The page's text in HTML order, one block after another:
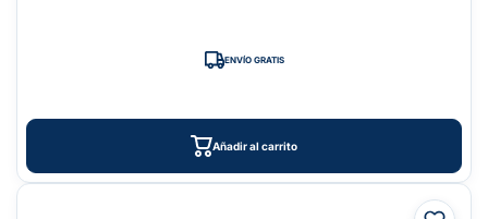
ENVÍO GRATIS
Añadir al carrito